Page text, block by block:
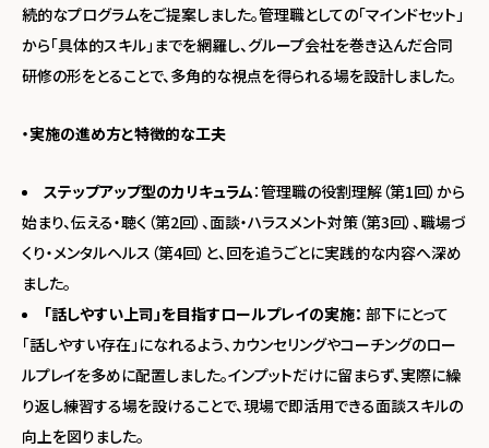
続的なプログラムをご提案しました。管理職としての「マインドセット」
から「具体的スキル」までを網羅し、グループ会社を巻き込んだ合同
研修の形をとることで、多角的な視点を得られる場を設計しました。
・実施の進め方と特徴的な工夫
ステップアップ型のカリキュラム：管理職の役割理解（第1回）から
始まり、伝える・聴く（第2回）、面談・ハラスメント対策（第3回）、職場づ
くり・メンタルヘルス（第4回）と、回を追うごとに実践的な内容へ深め
ました。
「話しやすい上司」を目指すロールプレイの実施： 部下にとって
「話しやすい存在」になれるよう、カウンセリングやコーチングのロー
ルプレイを多めに配置しました。インプットだけに留まらず、実際に繰
り返し練習する場を設けることで、現場で即活用できる面談スキルの
向上を図りました。